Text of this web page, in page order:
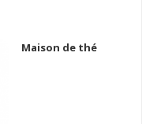
Maison de thé